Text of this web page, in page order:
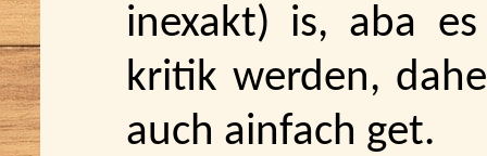
inexakt) is, aba
kritik werden,
auch ainfach get.